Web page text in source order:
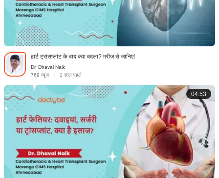
हार्ट ट्रांसप्लांट के बाद क्या बदला? मरीज से जानिए!
Dr. Dhaval Naik
769 व्यूज़
| 1 साल पहले
04:53